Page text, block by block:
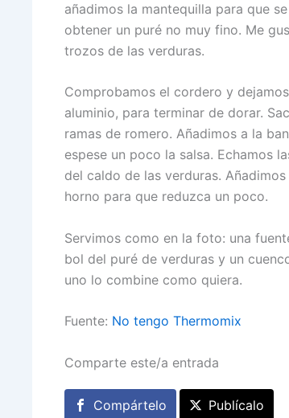
añadimos la mantequilla para que
obtener un puré no muy fino. Me
trozos de las verduras.
Comprobamos el cordero y
aluminio, para terminar de dorar.
ramas de romero. Añadimos a la
espese un poco la salsa. Echamos
del caldo de las verduras.
horno para que reduzca un poco.
Servimos como en la foto: una
bol del puré de verduras y un
uno lo combine como quiera.
Fuente: No tengo Thermomix
Comparte este/a entrada
Compártelo Publícalo